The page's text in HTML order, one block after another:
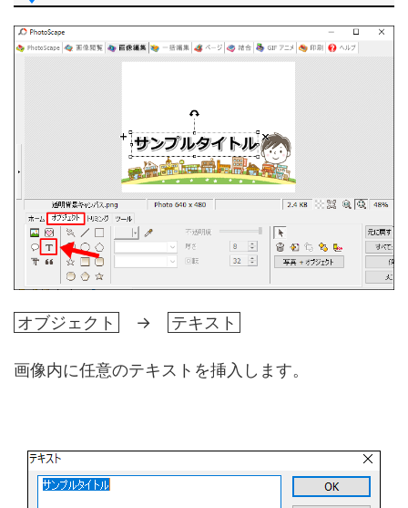
オブジェクト → テキスト
画像内に任意のテキストを挿入します。